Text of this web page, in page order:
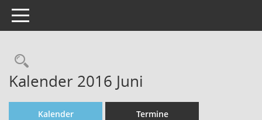
Toggle navigation
Rechercheauswahl
Kalender 2016 Juni
Kalender Termine